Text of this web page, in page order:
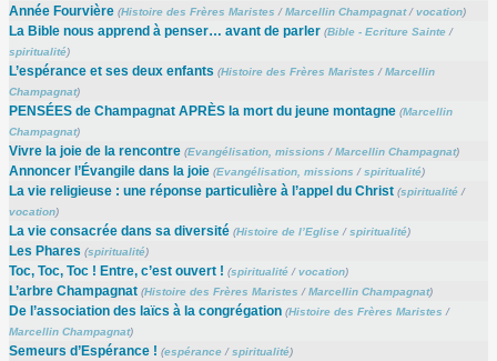
Année Fourvière (Histoire des Frères Maristes /Marcellin Champagnat/vocation)
La Bible nous apprend à penser… avant de parler (Bible - Ecriture Sainte/
spiritualité)
L’espérance et ses deux enfants (Histoire des Frères Maristes /Marcellin
Champagnat)
PENSÉES de Champagnat APRÈS la mort du jeune montagne (Marcellin
Champagnat)
Vivre la joie de la rencontre (Evangélisation, missions /Marcellin Champagnat)
Annoncer l’Évangile dans la joie (Evangélisation, missions /spiritualité)
La vie religieuse : une réponse particulière à l’appel du Christ (spiritualité/
vocation)
La vie consacrée dans sa diversité (Histoire de l’Eglise/spiritualité)
Les Phares (spiritualité)
Toc, Toc, Toc ! Entre, c’est ouvert ! (spiritualité/vocation)
L’arbre Champagnat (Histoire des Frères Maristes /Marcellin Champagnat)
De l’association des laïcs à la congrégation (Histoire des Frères Maristes /
Marcellin Champagnat)
Semeurs d’Espérance ! (espérance/ spiritualité)